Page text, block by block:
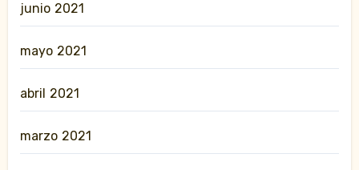
junio 2021
mayo 2021
abril 2021
marzo 2021